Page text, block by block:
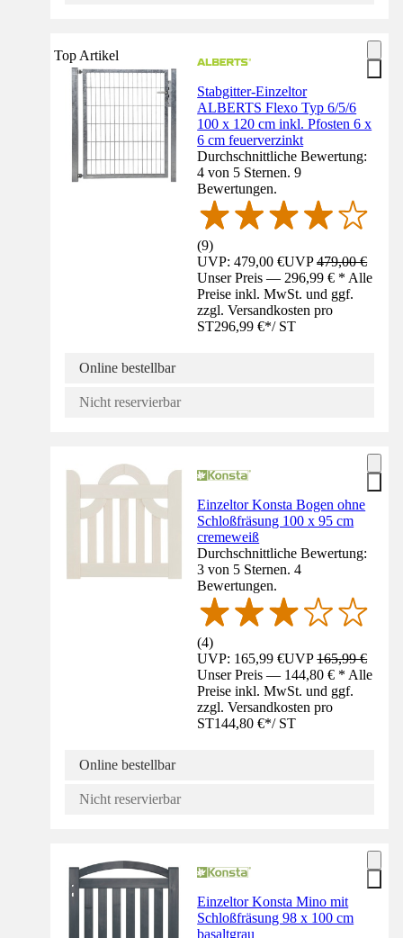
Top Artikel
Stabgitter-Einzeltor
ALBERTS Flexo Typ 6/5/6
100 x 120 cm inkl. Pfosten 6 x
6 cm feuerverzinkt
Durchschnittliche Bewertung:
4 von 5 Sternen. 9
Bewertungen.
(9)
UVP: 479,00 €UVP479,00 €
Unser Preis — 296,99 € * Alle
Preise inkl. MwSt. und ggf.
zzgl. Versandkosten pro
ST296,99 €*/ ST
Online bestellbar
Nicht reservierbar
Einzeltor Konsta Bogen ohne
Schloßfräsung 100 x 95 cm
cremeweiß
Durchschnittliche Bewertung:
3 von 5 Sternen. 4
Bewertungen.
(4)
UVP: 165,99 €UVP165,99 €
Unser Preis — 144,80 € * Alle
Preise inkl. MwSt. und ggf.
zzgl. Versandkosten pro
ST144,80 €*/ ST
Online bestellbar
Nicht reservierbar
Einzeltor Konsta Mino mit
Schloßfräsung 98 x 100 cm
basaltgrau